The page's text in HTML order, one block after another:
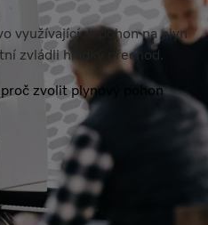
využívajících pohon na plyn
zvládli hladký přechod.
zvolit plynový pohon